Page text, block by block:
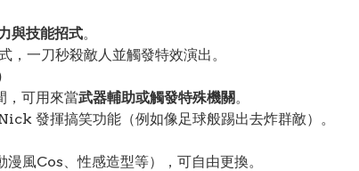
與技能招式。
一刀秒殺敵人並觸發特效演出。
，可用來當武器輔助或觸發特殊機關 。
發揮搞笑功能（例如像足球般踢出去炸群敵）。
風Cos、性感造型等），可自由更換。